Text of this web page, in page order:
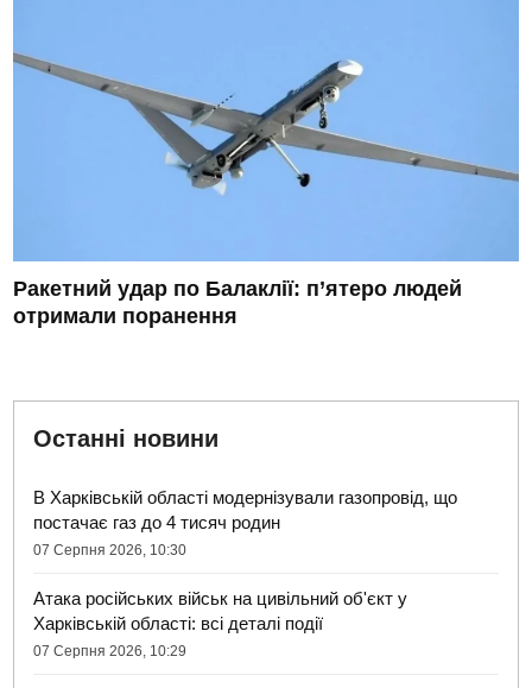
Ракетний удар по Балаклії: п’ятеро людей
отримали поранення
Останні новини
В Харківській області модернізували газопровід, що
постачає газ до 4 тисяч родин
07 Серпня 2026, 10:30
Атака російських військ на цивільний об'єкт у
Харківській області: всі деталі події
07 Серпня 2026, 10:29